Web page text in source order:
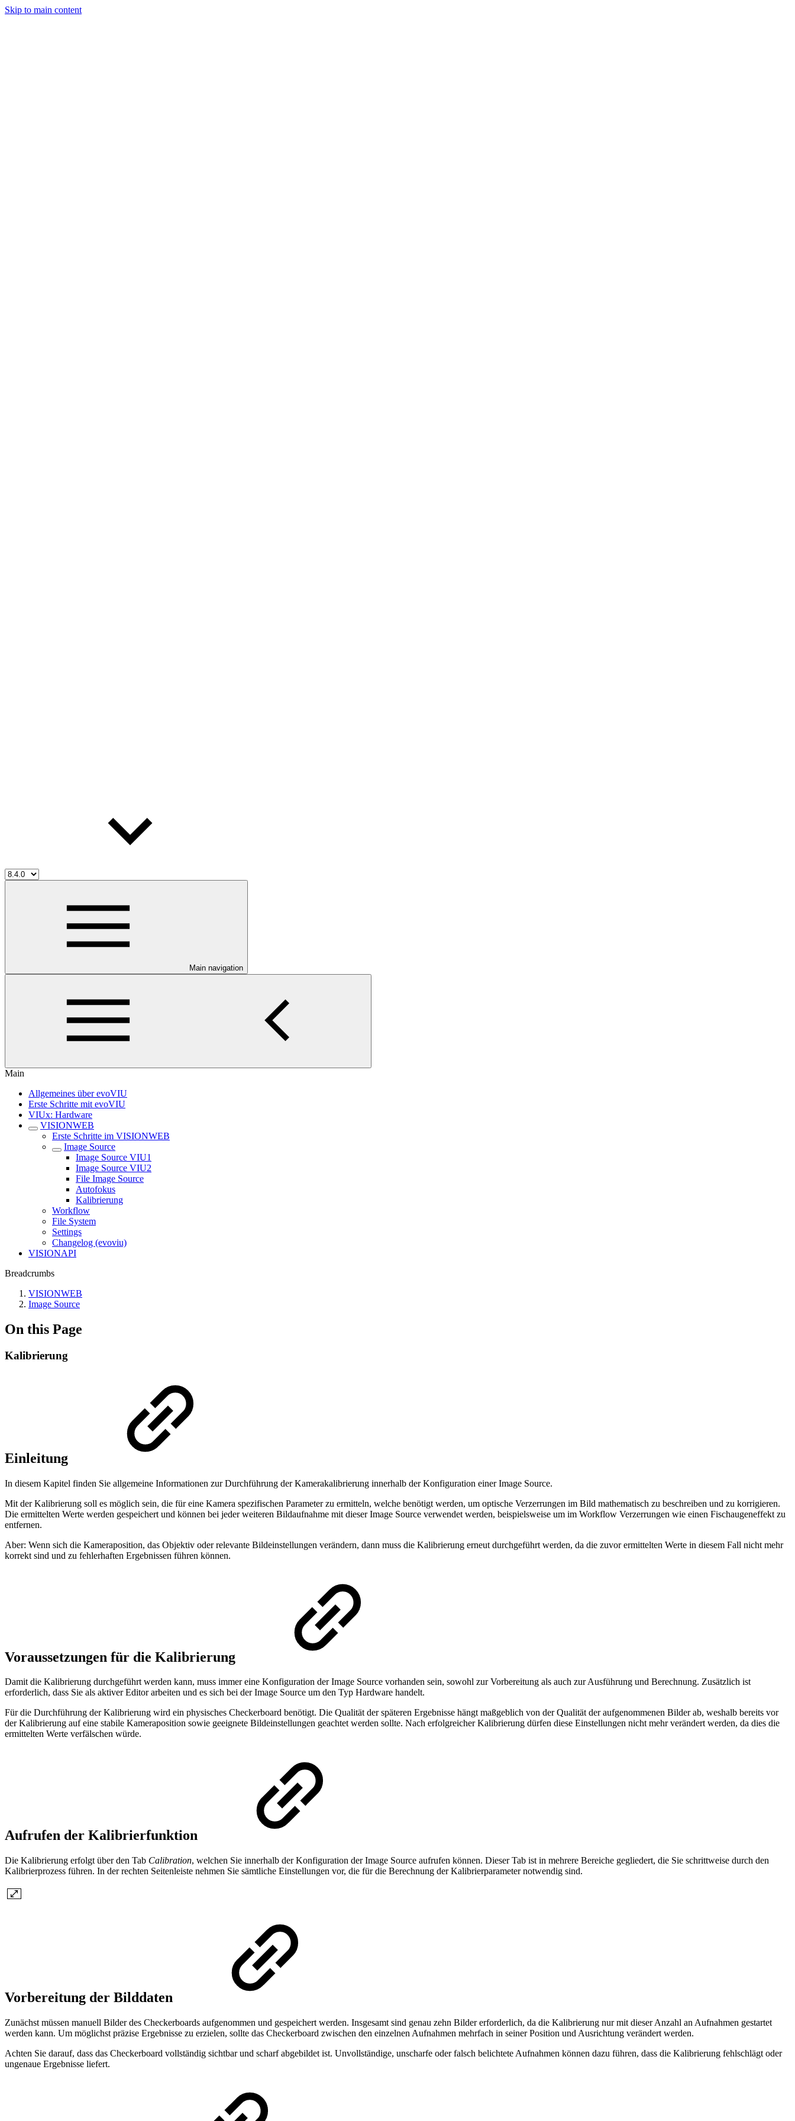
Skip to main content
Main navigation
Main
Allgemeines über evoVIU
Erste Schritte mit evoVIU
VIUx: Hardware
VISIONWEB
Erste Schritte im VISIONWEB
Image Source
Image Source VIU1
Image Source VIU2
File Image Source
Autofokus
Kalibrierung
Workflow
File System
Settings
Changelog (evoviu)
VISIONAPI
Breadcrumbs
VISIONWEB
Image Source
On this Page
Kalibrierung
Einleitung
In diesem Kapitel finden Sie allgemeine Informationen zur Durchführung der Kamerakalibrierung innerhalb der Konfiguration einer Image Source.
Mit der Kalibrierung soll es möglich sein, die für eine Kamera spezifischen Parameter zu ermitteln, welche benötigt werden, um optische Verzerrungen im Bild mathematisch zu beschreiben und zu korrigieren.
Die ermittelten Werte werden gespeichert und können bei jeder weiteren Bildaufnahme mit dieser Image Source verwendet werden, beispielsweise um im Workflow Verzerrungen wie einen Fischaugeneffekt zu
entfernen.
Aber: Wenn sich die Kameraposition, das Objektiv oder relevante Bildeinstellungen verändern, dann muss die Kalibrierung erneut durchgeführt werden, da die zuvor ermittelten Werte in diesem Fall nicht mehr
korrekt sind und zu fehlerhaften Ergebnissen führen können.
Voraussetzungen für die Kalibrierung
Damit die Kalibrierung durchgeführt werden kann, muss immer eine Konfiguration der Image Source vorhanden sein, sowohl zur Vorbereitung als auch zur Ausführung und Berechnung. Zusätzlich ist
erforderlich, dass Sie als aktiver Editor arbeiten und es sich bei der Image Source um den Typ Hardware handelt.
Für die Durchführung der Kalibrierung wird ein physisches Checkerboard benötigt. Die Qualität der späteren Ergebnisse hängt maßgeblich von der Qualität der aufgenommenen Bilder ab, weshalb bereits vor
der Kalibrierung auf eine stabile Kameraposition sowie geeignete Bildeinstellungen geachtet werden sollte. Nach erfolgreicher Kalibrierung dürfen diese Einstellungen nicht mehr verändert werden, da dies die
ermittelten Werte verfälschen würde.
Aufrufen der Kalibrierfunktion
Die Kalibrierung erfolgt über den Tab Calibration, welchen Sie innerhalb der Konfiguration der Image Source aufrufen können. Dieser Tab ist in mehrere Bereiche gegliedert, die Sie schrittweise durch den
Kalibrierprozess führen. In der rechten Seitenleiste nehmen Sie sämtliche Einstellungen vor, die für die Berechnung der Kalibrierparameter notwendig sind.
Vorbereitung der Bilddaten
Zunächst müssen manuell Bilder des Checkerboards aufgenommen und gespeichert werden. Insgesamt sind genau zehn Bilder erforderlich, da die Kalibrierung nur mit dieser Anzahl an Aufnahmen gestartet
werden kann. Um möglichst präzise Ergebnisse zu erzielen, sollte das Checkerboard zwischen den einzelnen Aufnahmen mehrfach in seiner Position und Ausrichtung verändert werden.
Achten Sie darauf, dass das Checkerboard vollständig sichtbar und scharf abgebildet ist. Unvollständige, unscharfe oder falsch belichtete Aufnahmen können dazu führen, dass die Kalibrierung fehlschlägt oder
ungenaue Ergebnisse liefert.